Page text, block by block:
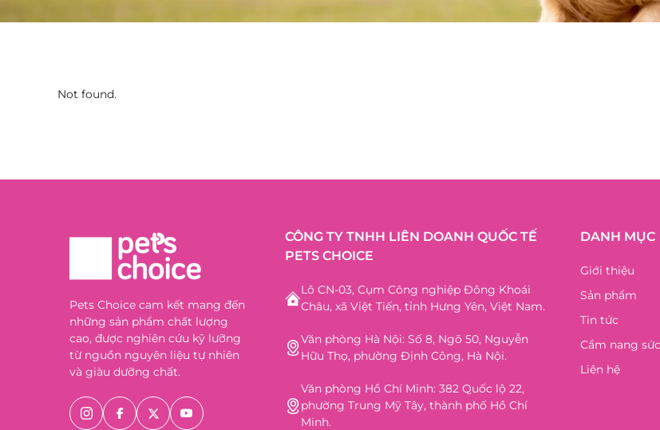
Not found.
Pets Choice cam kết mang đến
những sản phẩm chất lượng
cao, được nghiên cứu kỹ lưỡng
từ nguồn nguyên liệu tự nhiên
và giàu dưỡng chất.
CÔNG TY TNHH LIÊN DOANH QUỐC TẾ
PETS CHOICE
Lô CN-03, Cụm Công nghiệp Đông Khoái
Châu, xã Việt Tiến, tỉnh Hưng Yên, Việt Nam.
Văn phòng Hà Nội: Số 8, Ngõ 50, Nguyễn
Hữu Thọ, phường Định Công, Hà Nội.
Văn phòng Hồ Chí Minh: 382 Quốc lộ 22,
phường Trung Mỹ Tây, thành phố Hồ Chí
Minh.
DANH MỤC
Giới thiệu
Sản phẩm
Tin tức
Cẩm nang
Liên hệ